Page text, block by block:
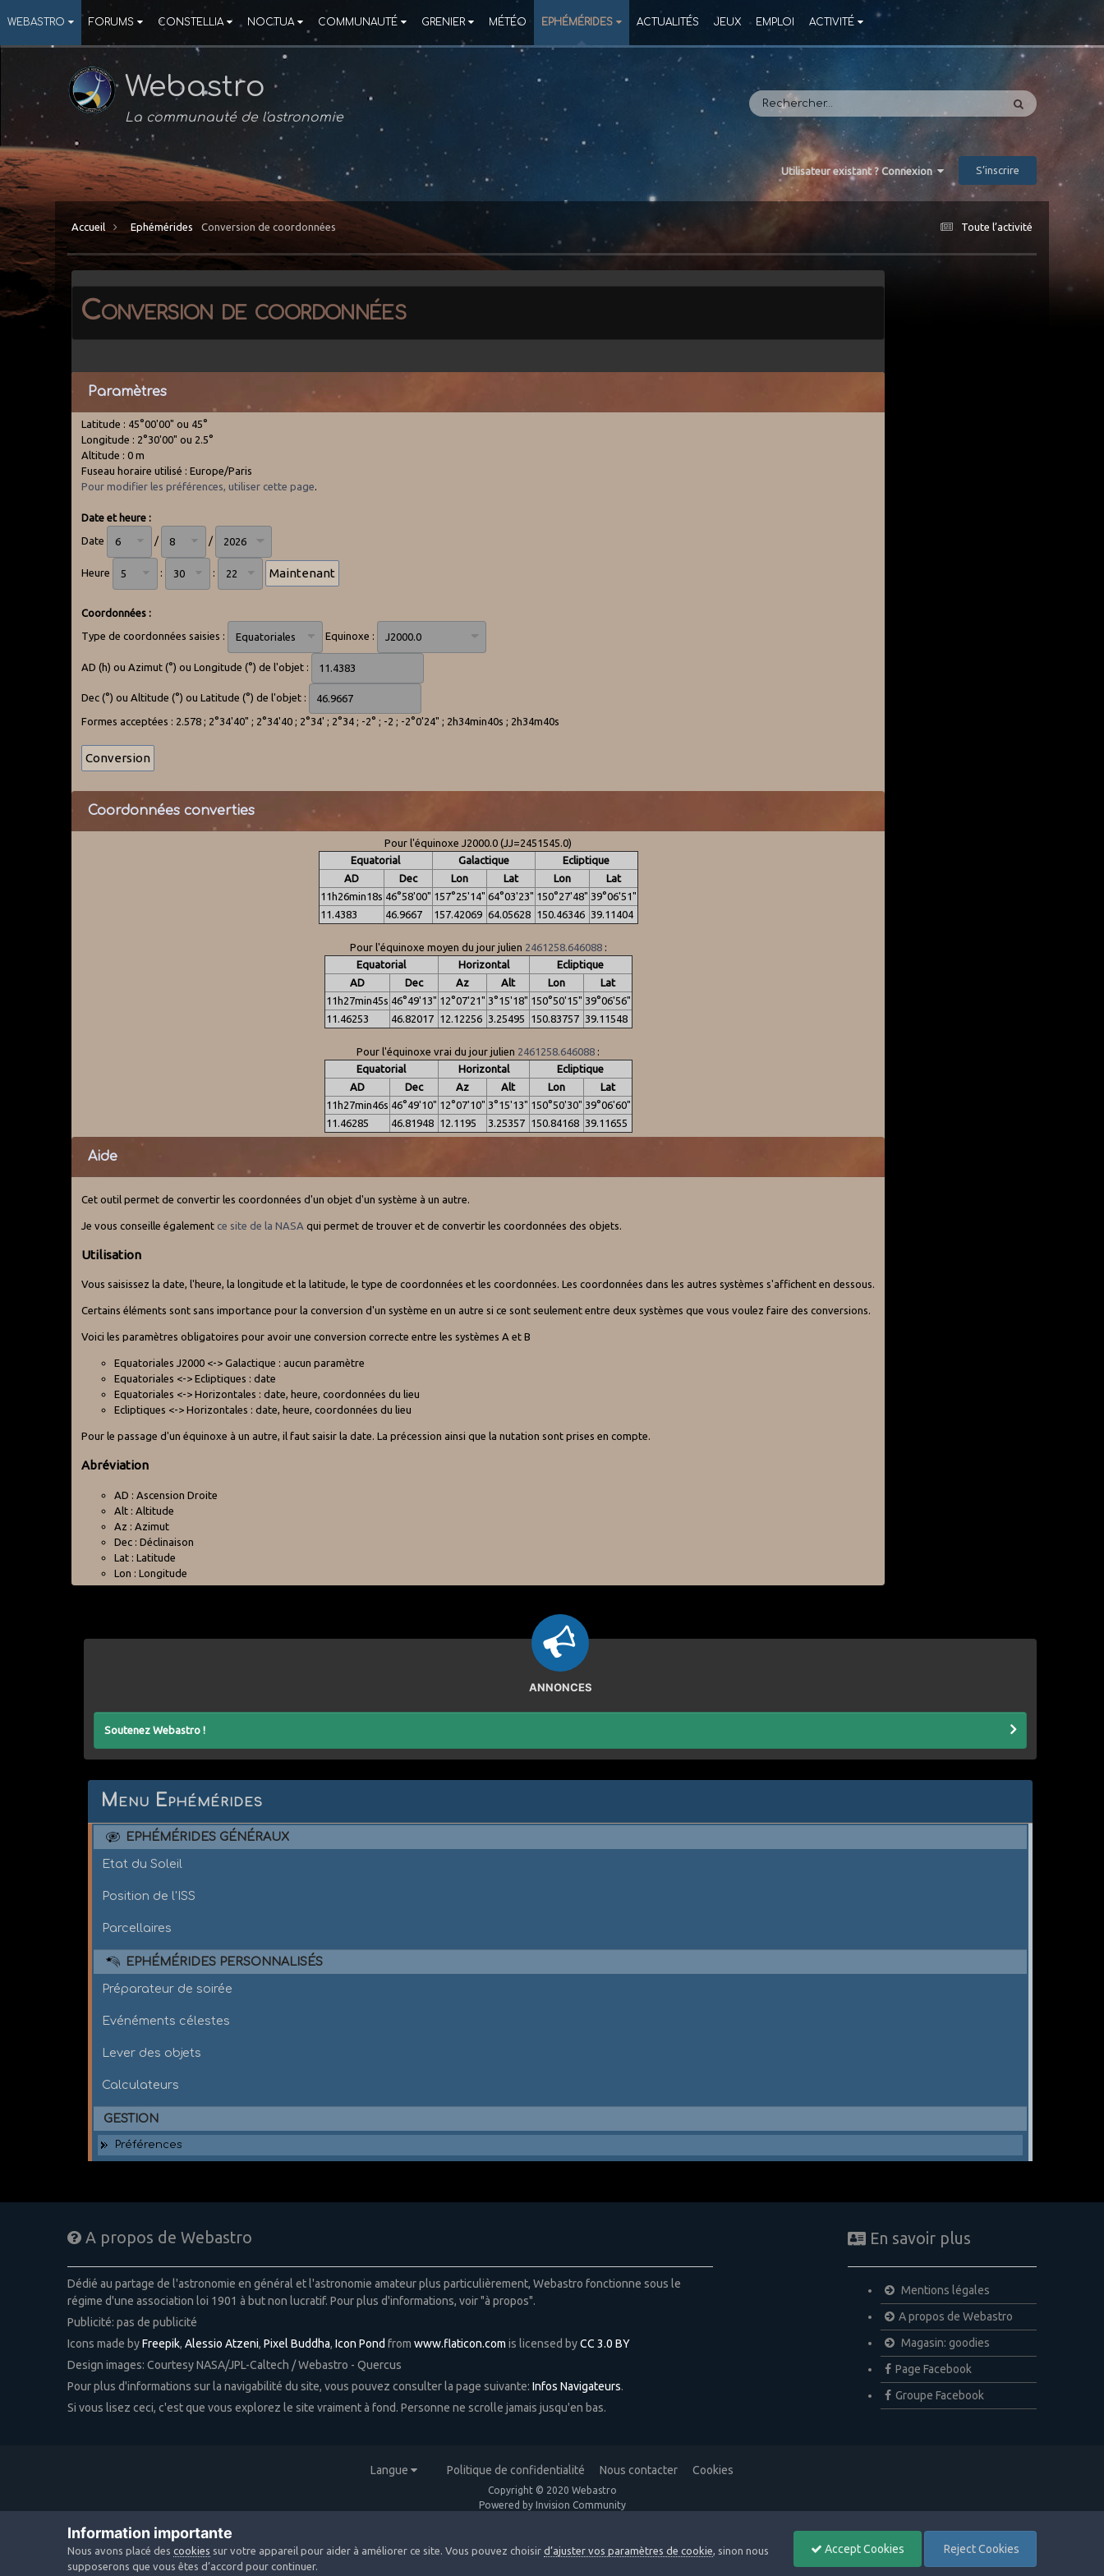
WEBASTRO FORUMS CONSTELLIA NOCTUA COMMUNAUTÉ GRENIER MÉTÉO EPHÉMÉRIDES ACTUALITÉS JEUX EMPLOI ACTIVITÉ
Webastro
La communauté de l'astronomie
Utilisateur existant ? Connexion S’inscrire
Toute l’activité
Accueil Ephémérides Conversion de coordonnées
Conversion de coordonnées
Paramètres
Latitude : 45°00'00" ou 45°
Longitude : 2°30'00" ou 2.5°
Altitude : 0 m
Fuseau horaire utilisé : Europe/Paris
Pour modifier les préférences, utiliser cette page
Date et heure :
Date
/ /
Heure : :
Coordonnées :
Type de coordonnées saisies :
Equinoxe :
AD (h) ou Azimut (°) ou Longitude (°) de l'objet :
Dec (°) ou Altitude (°) ou Latitude (°) de l'objet :
Formes acceptées : 2.578 ; 2°34'40" ; 2°34'40 ; 2°34' ; 2°34 ; -2° ; -2 ; -2°0'24" ; 2h34min40s ; 2h34m40s
Coordonnées converties
Pour l'équinoxe J2000.0 (JJ=2451545.0)
Equatorial
Galactique
Ecliptique
AD
Dec Lon Lat Lon
Lat
11h26min18s 46°58'00" 157°25'14" 64°03'23" 150°27'48" 39°06'51"
11.4383
46.9667 157.42069 64.05628 150.46346 39.11404
Pour l'équinoxe moyen du jour julien 2461258.646088:
Equatorial
Horizontal
Ecliptique
AD
Dec Az Alt Lon
Lat
11h27min45s 46°49'13" 12°07'21" 3°15'18" 150°50'15" 39°06'56"
11.46253
46.82017 12.12256 3.25495 150.83757 39.11548
Pour l'équinoxe vrai du jour julien 2461258.646088 :
Equatorial
Horizontal
Ecliptique
AD
Dec Az Alt Lon
Lat
11h27min46s 46°49'10" 12°07'10" 3°15'13" 150°50'30" 39°06'60"
11.46285
46.81948 12.1195 3.25357 150.84168 39.11655
Aide
Cet outil permet de convertir les coordonnées d'un objet d'un système à un autre.
Je vous conseille également ce site de la NASA qui permet de trouver et de convertir les coordonnées des objets.
Utilisation
Vous saisissez la date, l'heure, la longitude et la latitude, le type de coordonnées et les coordonnées. Les coordonnées dans les autres systèmes s'affichent en dessous.
Certains éléments sont sans importance pour la conversion d'un système en un autre si ce sont seulement entre deux systèmes que vous voulez faire des conversions.
Voici les paramètres obligatoires pour avoir une conversion correcte entre les systèmes A et B
Equatoriales J2000 <-> Galactique : aucun paramètre
Equatoriales <-> Ecliptiques : date
Equatoriales <-> Horizontales : date, heure, coordonnées du lieu
Ecliptiques <-> Horizontales : date, heure, coordonnées du lieu
Pour le passage d'un équinoxe à un autre, il faut saisir la date. La précession ainsi que la nutation sont prises en compte.
Abréviation
AD : Ascension Droite
Alt : Altitude
Az : Azimut
Dec : Déclinaison
Lat : Latitude
Lon : Longitude
ANNONCES
Soutenez Webastro !
Menu Ephémérides
EPHÉMÉRIDES GÉNÉRAUX
Etat du Soleil
Position de l'ISS
Parcellaires
EPHÉMÉRIDES PERSONNALISÉS
Préparateur de soirée
Evénéments célestes
Lever des objets
Calculateurs
GESTION
Préférences
A propos de Webastro
Dédié au partage de l'astronomie en général et l'astronomie amateur plus particulièrement, Webastro fonctionne sous le
régime d'une association loi 1901 à but non lucratif. Pour plus d'informations, voir "à propos".
Publicité: pas de publicité
Icons made byFreepik, Alessio Atzeni, Pixel Buddha, Icon Pond from www.flaticon.com is licensed byCC 3.0 BY
Design images: Courtesy NASA/JPL-Caltech / Webastro - Quercus
Pour plus d'informations sur la navigabilité du site, vous pouvez consulter la page suivante: Infos Navigateurs.
Si vous lisez ceci, c'est que vous explorez le site vraiment à fond. Personne ne scrolle jamais jusqu'en bas.
En savoir plus
Mentions légales
A propos de Webastro
Magasin: goodies
Page Facebook
Groupe Facebook
Langue Politique de confidentialité Nous contacter Cookies
Copyright © 2020 Webastro
Powered by Invision Community
Information importante
Nous avons placé descookies sur votre appareil pour aider à améliorer ce site. Vous pouvez choisird’ajuster vos paramètres de cookie, sinon nous
supposerons que vous êtes d’accord pour continuer.
Accept Cookies Reject Cookies